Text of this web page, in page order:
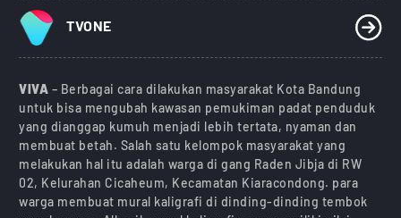
TVONE
VIVA – Berbagai cara dilakukan masyarakat Kota Bandung
untuk bisa mengubah kawasan pemukiman padat penduduk
yang dianggap kumuh menjadi lebih tertata, nyaman dan
membuat betah. Salah satu kelompok masyarakat yang
melakukan hal itu adalah warga di gang Raden Jibja di RW
02, Kelurahan Cicaheum, Kecamatan Kiaracondong. para
warga membuat mural kaligrafi di dinding-dinding tembok